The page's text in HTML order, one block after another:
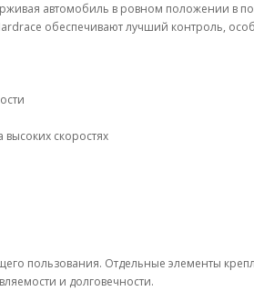
автомобиль в ровном положении в
обеспечивают лучший контроль,
скоростях
пользования. Отдельные элементы
и долговечности.